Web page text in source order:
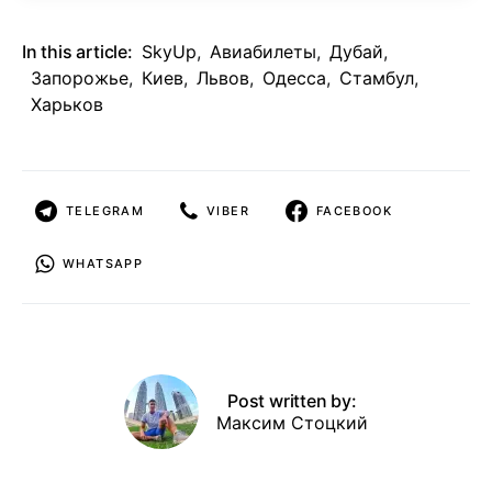
In this article: SkyUp, Авиабилеты, Дубай,
Запорожье, Киев, Львов, Одесса, Стамбул,
Харьков
TELEGRAM VIBER FACEBOOK
WHATSAPP
Post written by:
Максим Стоцкий